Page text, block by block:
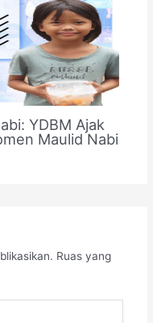
YDBM Ajak
Maulid Nabi
Ruas yang